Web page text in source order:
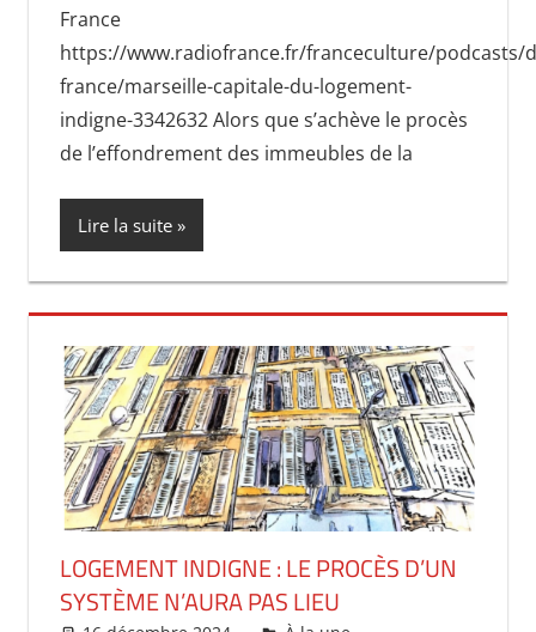
France
https://www.radiofrance.fr/franceculture/podcasts/
france/marseille-capitale-du-logement-
indigne-3342632 Alors que s’achève le procès
de l’effondrement des immeubles de la
Lire la suite
LOGEMENT INDIGNE : LE PROCÈS D’UN
SYSTÈME N’AURA PAS LIEU